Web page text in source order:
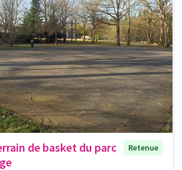
de basket du parc
Retenue